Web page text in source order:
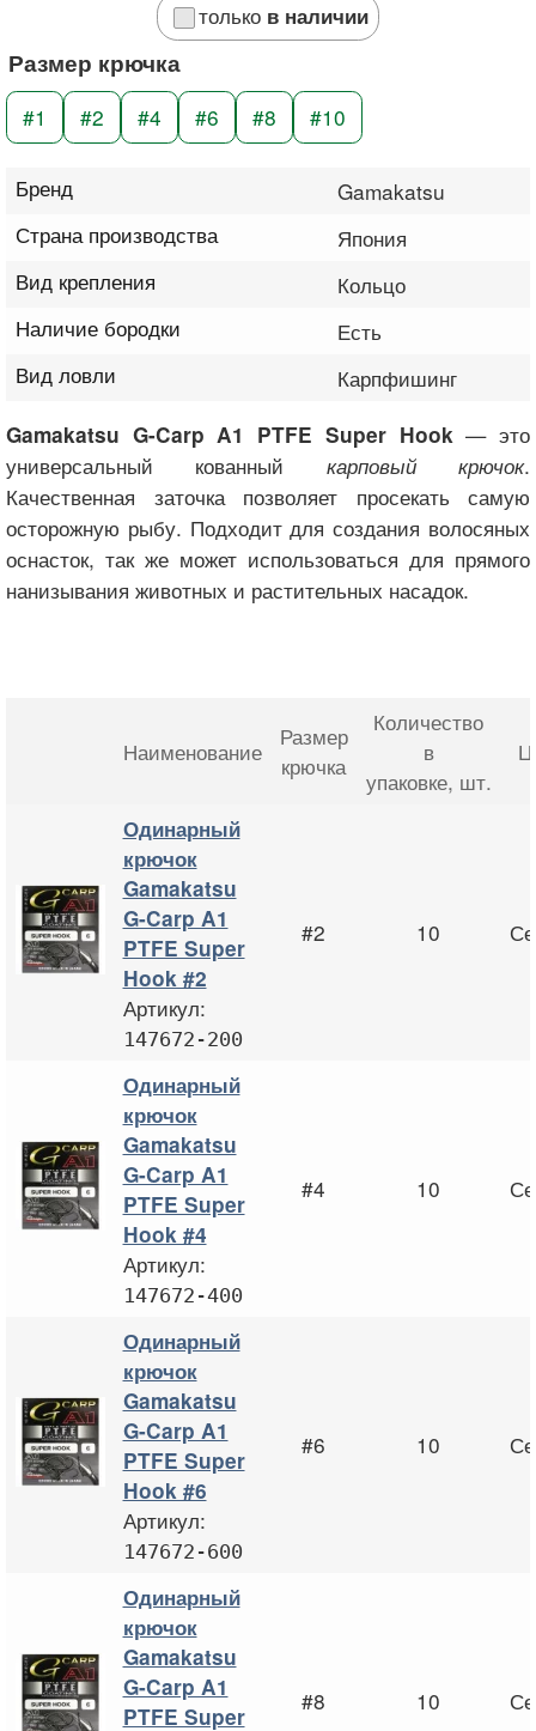
только в наличии
Размер крючка
#1 #2 #4 #6 #8 #10
Бренд
Gamakatsu
Страна производства
Япония
Вид крепления
Кольцо
Наличие бородки
Есть
Вид ловли
Карпфишинг
Gamakatsu G-Carp A1 PTFE Super Hook— это
универсальный кованный карповый крючок.
Качественная заточка позволяет просекать самую
осторожную рыбу. Подходит для создания волосяных
оснасток, так же может использоваться для прямого
нанизывания животных и растительных насадок.
Наименование
Размер
крючка
Количество
в
упаковке, шт.
Одинарный
крючок
Gamakatsu
G-Carp A1
PTFE Super
Hook #2
Артикул:
147672-200
#2 10
Одинарный
крючок
Gamakatsu
G-Carp A1
PTFE Super
Hook #4
Артикул:
147672-400
#4 10
Одинарный
крючок
Gamakatsu
G-Carp A1
PTFE Super
Hook #6
Артикул:
147672-600
#6 10
Одинарный
крючок
Gamakatsu
G-Carp A1
PTFE Super
#8 10